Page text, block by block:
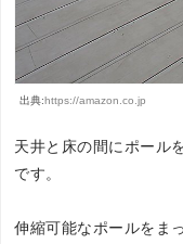
出典:https://amazon.co.jp
天井と床の間にポール
です。
伸縮可能なポールをま